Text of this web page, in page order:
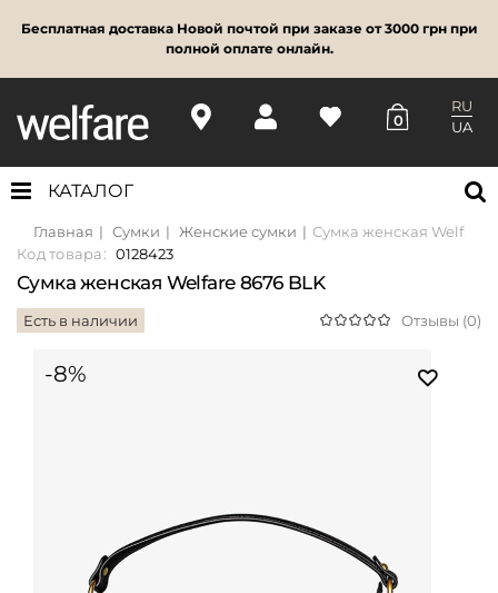
Бесплатная доставка Новой почтой при заказе от 3000 грн при
полной оплате онлайн.
0
RU
UA
КАТАЛОГ
Главная Сумки Женские сумки
Сумка женская Welfare
Код товара: 0128423
Сумка женская Welfare 8676 BLK
Есть в наличии Отзывы (0)
-8%